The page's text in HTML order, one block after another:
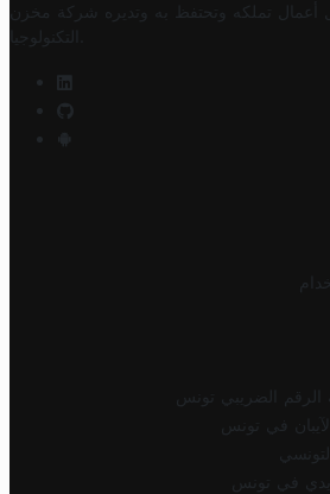
أعمال تملكه وتحتفظ به وتديره
شركة مخزن
التكنولوجيا
الضريبي تونس
في تونس
في تونس